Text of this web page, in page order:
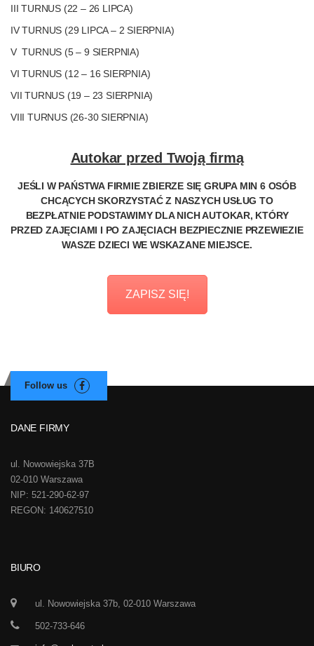
III TURNUS (22 – 26 LIPCA)
IV TURNUS (29 LIPCA – 2 SIERPNIA)
V TURNUS (5 – 9 SIERPNIA)
VI TURNUS (12 – 16 SIERPNIA)
VII TURNUS (19 – 23 SIERPNIA)
VIII TURNUS (26-30 SIERPNIA)
Autokar przed Twoją firmą
JEŚLI W PAŃSTWA FIRMIE ZBIERZE SIĘ GRUPA MIN 6 OSÓB
CHCĄCYCH SKORZYSTAĆ Z NASZYCH USŁUG TO
BEZPŁATNIE PODSTAWIMY DLA NICH AUTOKAR, KTÓRY
PRZED ZAJĘCIAMI I PO ZAJĘCIACH BEZPIECZNIE PRZEWIEZIE
WASZE DZIECI WE WSKAZANE MIEJSCE.
ZAPISZ SIĘ!
DANE FIRMY
ul. Nowowiejska 37B
02-010 Warszawa
NIP: 521-290-62-97
REGON: 140627510
BIURO
ul. Nowowiejska 37b, 02-010 Warszawa
502-733-646